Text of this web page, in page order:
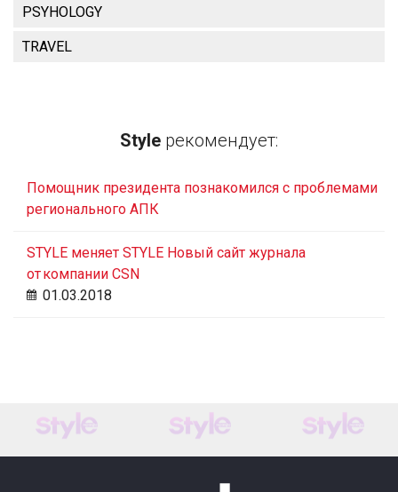
PSYHOLOGY
TRAVEL
Style рекомендует:
Помощник президента познакомился с проблемами
регионального АПК
STYLE меняет STYLE Новый сайт журнала
от компании CSN
01.03.2018